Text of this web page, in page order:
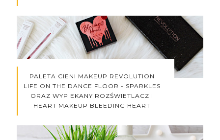
PALETA CIENI MAKEUP REVOLUTION
LIFE ON THE DANCE FLOOR - SPARKLES
ORAZ WYPIEKANY ROZŚWIETLACZ I
HEART MAKEUP BLEEDING HEART